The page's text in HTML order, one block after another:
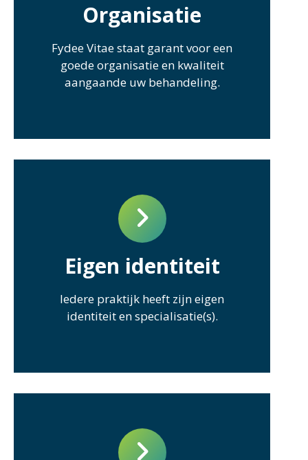
Organisatie
Fydee Vitae staat garant voor een
goede organisatie en kwaliteit
aangaande uw behandeling.
Eigen identiteit
Iedere praktijk heeft zijn eigen
identiteit en specialisatie(s).